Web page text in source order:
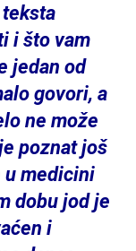
teksta
i što vam
jedan od
govori, a
ne može
poznat još
u medicini
dobu jod je
i